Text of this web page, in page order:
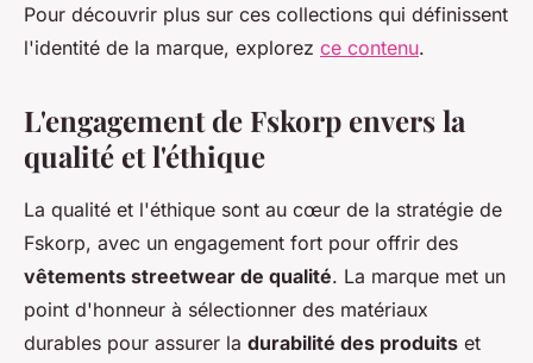
Pour découvrir plus sur ces collections qui définissent
l'identité de la marque, explorez ce contenu.
L'engagement de Fskorp envers la
qualité et l'éthique
La qualité et l'éthique sont au cœur de la stratégie de
Fskorp, avec un engagement fort pour offrir des
vêtements streetwear de qualité. La marque met un
point d'honneur à sélectionner des matériaux
durables pour assurer la durabilité des produits et